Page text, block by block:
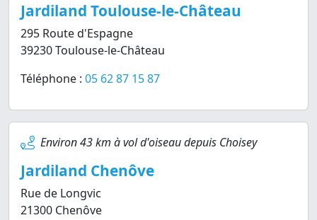
Jardiland Toulouse-le-Château
295 Route d'Espagne
39230 Toulouse-le-Château
Téléphone : 05 62 87 15 87
Environ 43 km à vol d'oiseau depuis Choisey
Jardiland Chenôve
Rue de Longvic
21300 Chenôve